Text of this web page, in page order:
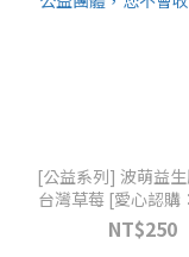
[公益系列] 波萌益
台灣草莓 [愛心認購
商品將由我們為您
給合作公益團體，
NT$250